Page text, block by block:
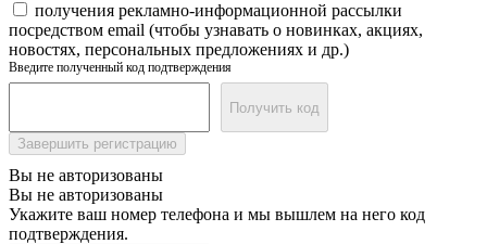
получения рекламно-информационной рассылки
посредством email (чтобы узнавать о новинках, акциях,
новостях, персональных предложениях и др.)
Введите полученный код подтверждения
Получить код
Завершить регистрацию
Вы не авторизованы
Вы не авторизованы
Укажите ваш номер телефона и мы вышлем на него код
подтверждения.